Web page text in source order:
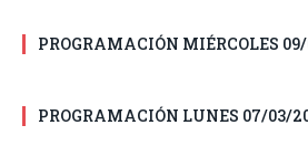
PROGRAMACIÓN MIÉRCOLES
PROGRAMACIÓN LUNES 07/03/